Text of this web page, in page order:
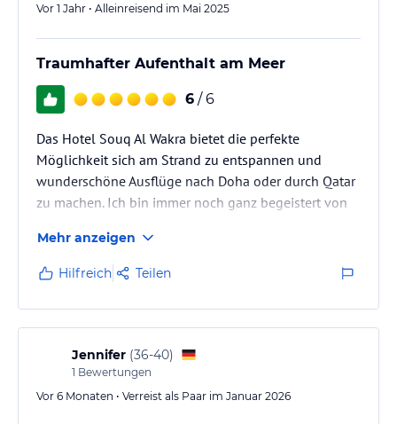
Vor 1 Jahr • Alleinreisend im Mai 2025
Traumhafter Aufenthalt am Meer
6 / 6
Das Hotel Souq Al Wakra bietet die perfekte
Möglichkeit sich am Strand zu entspannen und
wunderschöne Ausflüge nach Doha oder durch Qatar
zu machen. Ich bin immer noch ganz begeistert von
dem guten Essen und der Freundlichkeit der
Mitarbeiter. Die Zimmer sind sehr schön eingerichtet
und das Bett ist fantastisch.Die Lage direkt am Markt
lädt besonders abends zum Flanieren ein. Eine kleine
Anmerkung am öffentlichen Strand hat man sich vom
Hals abwärts bis über die…
Mehr anzeigen
Hilfreich Teilen
Jennifer (36-40)
1 Bewertungen
Vor 6 Monaten • Verreist als Paar im Januar 2026